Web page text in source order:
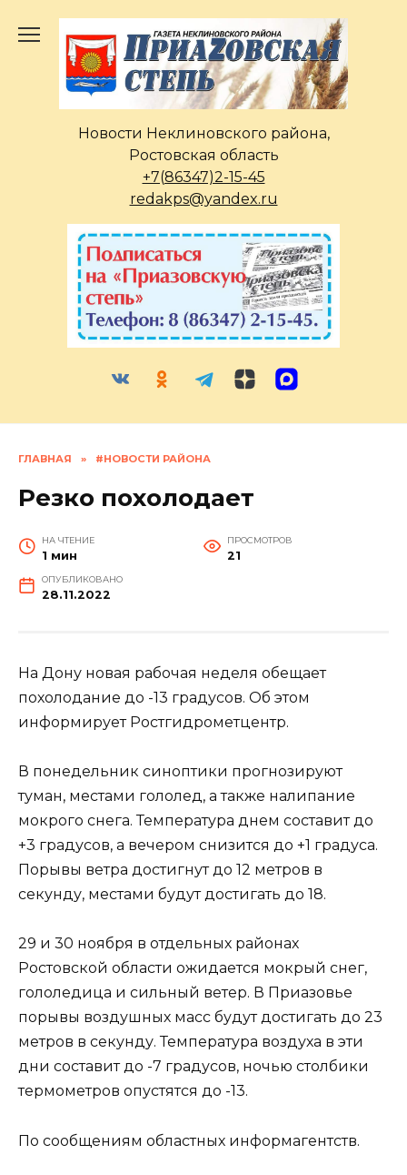
содержанию
Новости Неклиновского района,
Ростовская область
+7(86347)2-15-45
redakps@yandex.ru
ГЛАВНАЯ » #НОВОСТИ РАЙОНА
Резко похолодает
НА ЧТЕНИЕ
1 мин
ПРОСМОТРОВ
21
ОПУБЛИКОВАНО
28.11.2022
На Дону новая рабочая неделя обещает
похолодание до -13 градусов. Об этом
информирует Ростгидрометцентр.
В понедельник синоптики прогнозируют
туман, местами гололед, а также налипание
мокрого снега. Температура днем составит до
+3 градусов, а вечером снизится до +1 градуса.
Порывы ветра достигнут до 12 метров в
секунду, местами будут достигать до 18.
29 и 30 ноября в отдельных районах
Ростовской области ожидается мокрый снег,
гололедица и сильный ветер. В Приазовье
порывы воздушных масс будут достигать до 23
метров в секунду. Температура воздуха в эти
дни составит до -7 градусов, ночью столбики
термометров опустятся до -13.
По сообщениям областных информагентств.